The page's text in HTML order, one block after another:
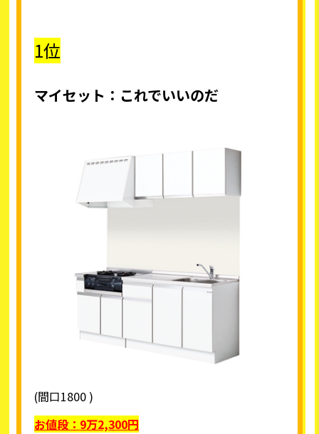
1位
マイセット：これでいいのだ
(間口1800 )
お値段： 9万2,300円